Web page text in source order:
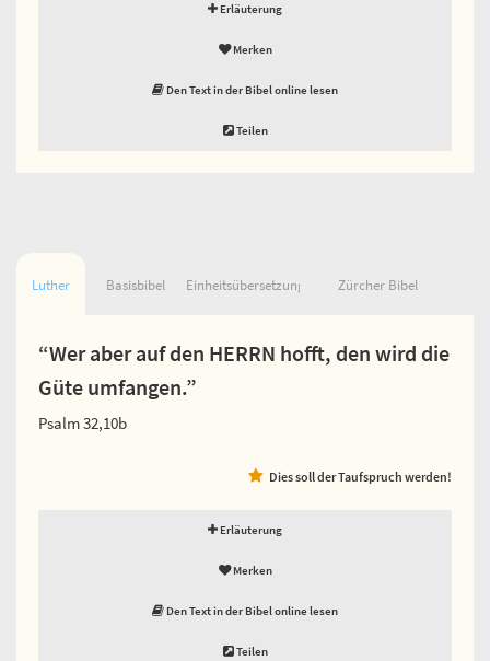
Erläuterung
Merken
Den Text in der Bibel online lesen
Teilen
Luther Basisbibel Einheitsübersetzung Zürcher Bibel
“Wer aber auf den HERRN hofft, den wird die
Güte umfangen.”
Psalm 32,10b
Dies soll der Taufspruch werden!
Erläuterung
Merken
Den Text in der Bibel online lesen
Teilen